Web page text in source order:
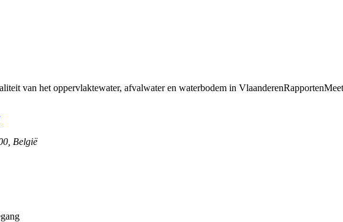
van het oppervlaktewater, afvalwater en waterbodem in
België